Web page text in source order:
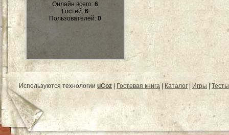
Онлайн всего: 6
Гостей: 6
Пользователей: 0
Используются технологии uCoz Гостевая книга| Каталог Игры |Тесты